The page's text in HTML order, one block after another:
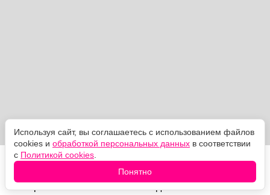
Она возвращается в храм, отдаёт украденное лицо —
и слепнет прямо на ступенях. Эпизод "Милосердие
матери" вышел 14 июня 2015 года.
Используя сайт, вы соглашаетесь с использованием файлов
cookies и обработкой персональных данных в соответствии
с Политикой cookies
Понятно